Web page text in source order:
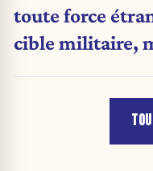
toute force
cible militaire,